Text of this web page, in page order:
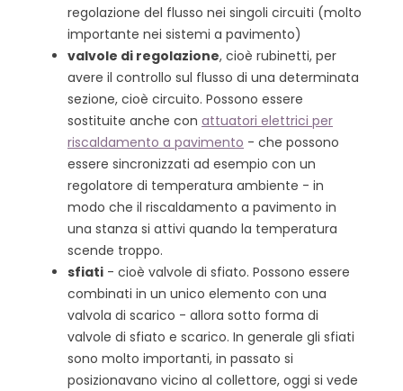
regolazione del flusso nei singoli circuiti (molto
importante nei sistemi a pavimento)
valvole di regolazione, cioè rubinetti, per
avere il controllo sul flusso di una determinata
sezione, cioè circuito. Possono essere
sostituite anche con attuatori elettrici per
riscaldamento a pavimento - che possono
essere sincronizzati ad esempio con un
regolatore di temperatura ambiente - in
modo che il riscaldamento a pavimento in
una stanza si attivi quando la temperatura
scende troppo.
sfiati - cioè valvole di sfiato. Possono essere
combinati in un unico elemento con una
valvola di scarico - allora sotto forma di
valvole di sfiato e scarico. In generale gli sfiati
sono molto importanti, in passato si
posizionavano vicino al collettore, oggi si vede